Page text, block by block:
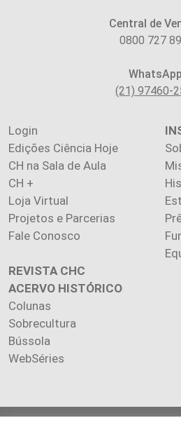
Central de
0800 727
(21) 97460-
Login
Edições Ciência Hoje
CH na Sala de Aula
CH +
Loja Virtual
Projetos e Parcerias
Fale Conosco
REVISTA CHC
ACERVO HISTÓRICO
Colunas
Sobrecultura
Bússola
WebSéries